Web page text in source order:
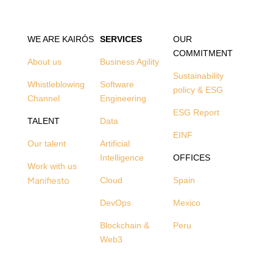
WE ARE KAIRÓS
About us
Whistleblowing
Channel
TALENT
Our talent
Work with us
Manifiesto
SERVICES
Business Agility
Software
Engineering
Data
Artificial
Intelligence
Cloud
DevOps
Blockchain &
Web3
OUR
COMMITMENT
Sustainability
policy & ESG
ESG Report
EINF
OFFICES
Spain
Mexico
Peru